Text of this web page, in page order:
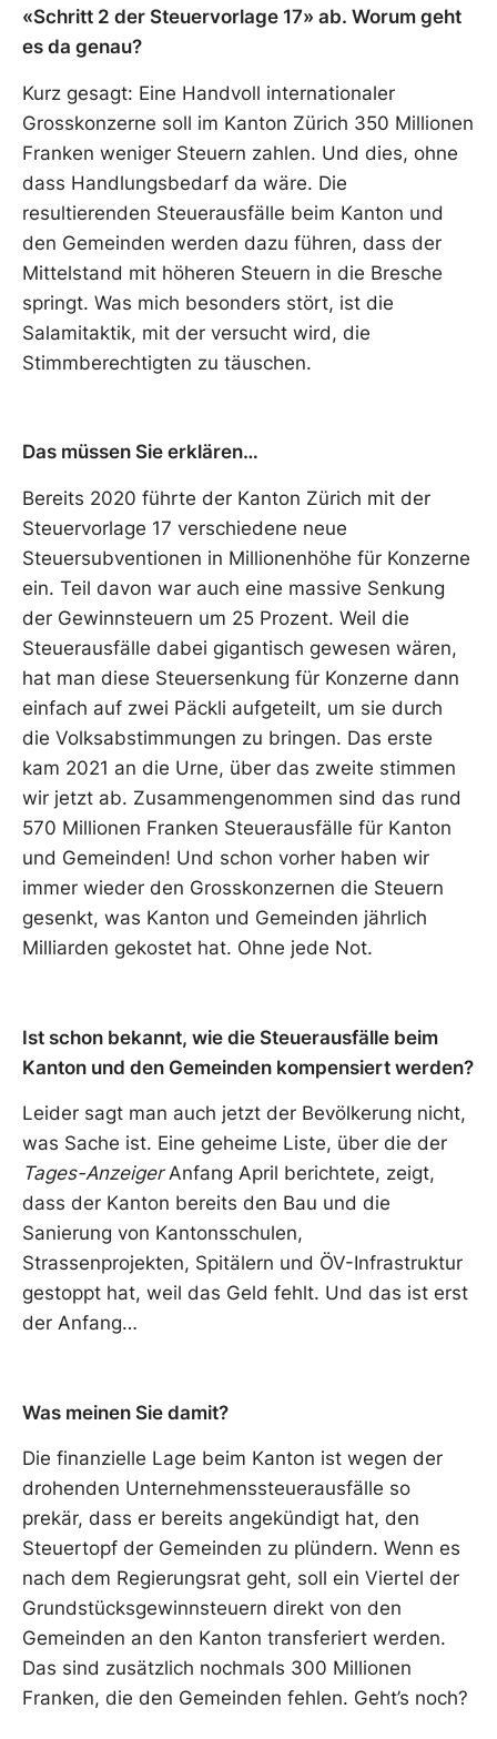
«Schritt 2 der Steuervorlage 17» ab. Worum geht
es da genau?
Kurz gesagt: Eine Handvoll internationaler
Grosskonzerne soll im Kanton Zürich 350 Millionen
Franken weniger Steuern zahlen. Und dies, ohne
dass Handlungsbedarf da wäre. Die
resultierenden Steuerausfälle beim Kanton und
den Gemeinden werden dazu führen, dass der
Mittelstand mit höheren Steuern in die Bresche
springt. Was mich besonders stört, ist die
Salamitaktik, mit der versucht wird, die
Stimmberechtigten zu täuschen.
Das müssen Sie erklären…
Bereits 2020 führte der Kanton Zürich mit der
Steuervorlage 17 verschiedene neue
Steuersubventionen in Millionenhöhe für Konzerne
ein. Teil davon war auch eine massive Senkung
der Gewinnsteuern um 25 Prozent. Weil die
Steuerausfälle dabei gigantisch gewesen wären,
hat man diese Steuersenkung für Konzerne dann
einfach auf zwei Päckli aufgeteilt, um sie durch
die Volksabstimmungen zu bringen. Das erste
kam 2021 an die Urne, über das zweite stimmen
wir jetzt ab. Zusammengenommen sind das rund
570 Millionen Franken Steuerausfälle für Kanton
und Gemeinden! Und schon vorher haben wir
immer wieder den Grosskonzernen die Steuern
gesenkt, was Kanton und Gemeinden jährlich
Milliarden gekostet hat. Ohne jede Not.
Ist schon bekannt, wie die Steuerausfälle beim
Kanton und den Gemeinden kompensiert werden?
Leider sagt man auch jetzt der Bevölkerung nicht,
was Sache ist. Eine geheime Liste, über die der
Tages-AnzeigerAnfang April berichtete, zeigt,
dass der Kanton bereits den Bau und die
Sanierung von Kantonsschulen,
Strassenprojekten, Spitälern und ÖV-Infrastruktur
gestoppt hat, weil das Geld fehlt. Und das ist erst
der Anfang…
Was meinen Sie damit?
Die finanzielle Lage beim Kanton ist wegen der
drohenden Unternehmenssteuerausfälle so
prekär, dass er bereits angekündigt hat, den
Steuertopf der Gemeinden zu plündern. Wenn es
nach dem Regierungsrat geht, soll ein Viertel der
Grundstücksgewinnsteuern direkt von den
Gemeinden an den Kanton transferiert werden.
Das sind zusätzlich nochmals 300 Millionen
Franken, die den Gemeinden fehlen. Geht’s noch?